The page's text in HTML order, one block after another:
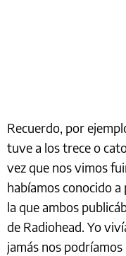
Recuerdo, por
tuve a los trece o
vez que nos vimos
habíamos conocido
la que ambos
de Radiohead. Yo
jamás nos